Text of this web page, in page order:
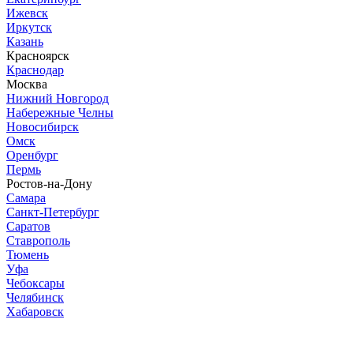
Ижевск
Иркутск
Казань
Красноярск
Краснодар
Москва
Нижний Новгород
Набережные Челны
Новосибирск
Омск
Оренбург
Пермь
Ростов-на-Дону
Самара
Санкт-Петербург
Саратов
Ставрополь
Тюмень
Уфа
Чебоксары
Челябинск
Хабаровск